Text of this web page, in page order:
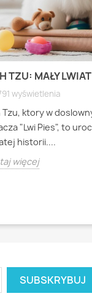
TZU: MAŁY
wyświetlenia
Tzu, ktory w
"Lwi Pies", to
historii....
więcej